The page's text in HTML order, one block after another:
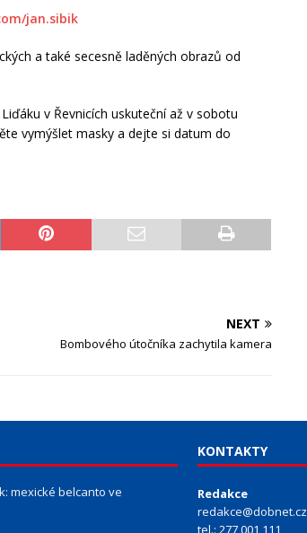
jan.sibik
a také secesně laděných obrazů od
v Řevnicích uskuteční až v sobotu
vymýšlet masky a dejte si datum do
NEXT
Bombového útočníka zachytila kamera
mexické belcanto ve
KONTAKTY
Redakce
redakce@dobnet.cz
tel.: 277 001 111